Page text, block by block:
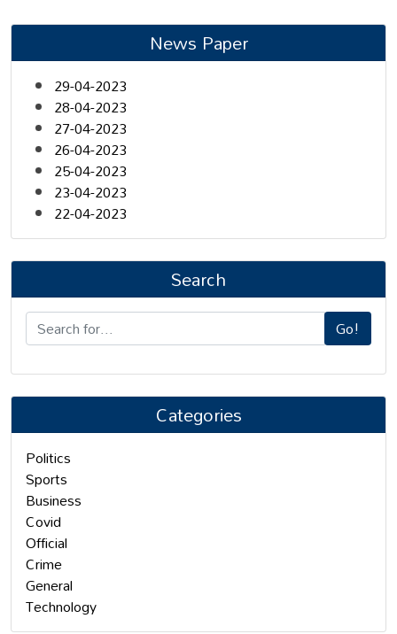
News Paper
29-04-2023
28-04-2023
27-04-2023
26-04-2023
25-04-2023
23-04-2023
22-04-2023
Search
Go!
Categories
Politics
Sports
Business
Covid
Official
Crime
General
Technology